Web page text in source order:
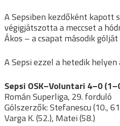
A Sepsiben kezdőként kapott
végigjátszotta a meccset a
Ákos – a csapat második
A Sepsi ezzel a hetedik
Sepsi OSK–Voluntari 4–0
Román Superliga, 29. forduló
Gólszerzők: Stefanescu (10.,
Varga K. (52.), Matei (58.)